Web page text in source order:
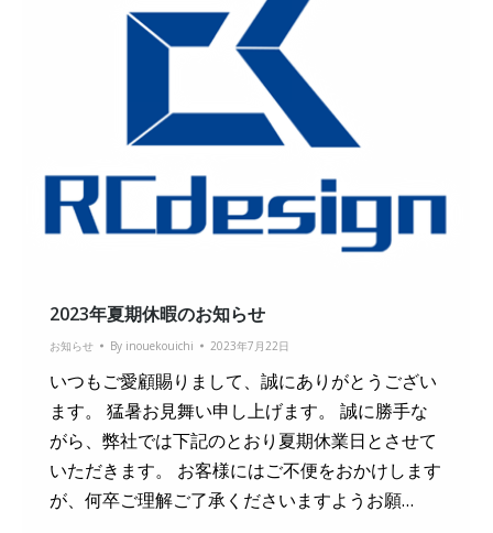
2023年夏期休暇のお知らせ
お知らせ By inouekouichi 2023年7月22日
いつもご愛顧賜りまして、誠にありがとうござい
ます。 猛暑お見舞い申し上げます。 誠に勝手な
がら、弊社では下記のとおり夏期休業日とさせて
いただきます。 お客様にはご不便をおかけします
が、何卒ご理解ご了承くださいますようお願…